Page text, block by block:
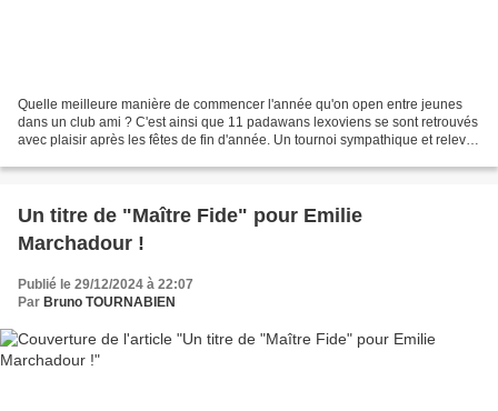
Quelle meilleure manière de commencer l'année qu'on open entre jeunes
dans un club ami ? C'est ainsi que 11 padawans lexoviens se sont retrouvés
avec plaisir après les fêtes de fin d'année. Un tournoi sympathique et relevé
Un titre de "Maître Fide" pour Emilie
Marchadour !
Publié le 29/12/2024 à 22:07
Par Bruno TOURNABIEN